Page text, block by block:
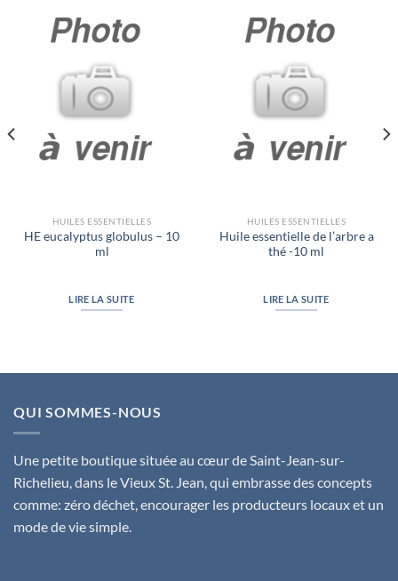
HUILES ESSENTIELLES
HE eucalyptus globulus – 10
ml
LIRE LA SUITE
HUILES ESSENTIELLES
Huile essentielle de l’arbre a
thé -10 ml
LIRE LA SUITE
QUI SOMMES-NOUS
Une petite boutique située au cœur de Saint-Jean-sur-
Richelieu, dans le Vieux St. Jean, qui embrasse des concepts
comme: zéro déchet, encourager les producteurs locaux et un
mode de vie simple.